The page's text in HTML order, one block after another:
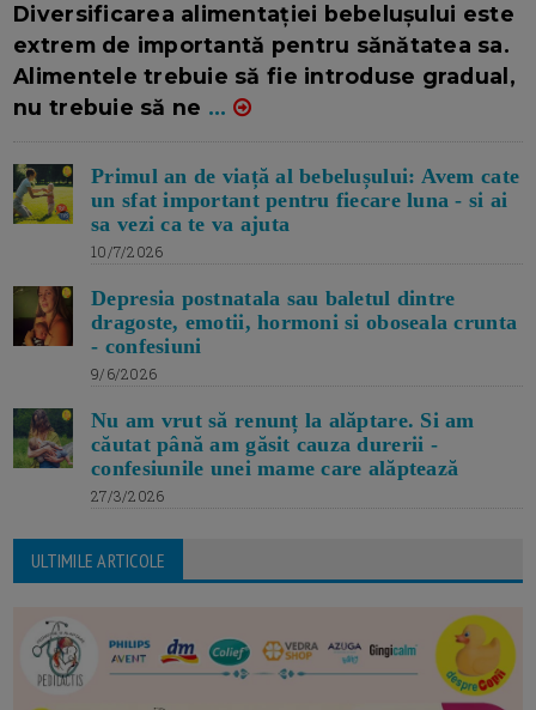
Diversificarea alimentației bebelușului este
extrem de importantă pentru sănătatea sa.
Alimentele trebuie să fie introduse gradual,
nu trebuie să ne ...
Primul an de viață al bebelușului: Avem cate
un sfat important pentru fiecare luna - si ai
sa vezi ca te va ajuta
10/7/2026
Depresia postnatala sau baletul dintre
dragoste, emotii, hormoni si oboseala crunta
- confesiuni
9/6/2026
Nu am vrut să renunț la alăptare. Si am
căutat până am găsit cauza durerii -
confesiunile unei mame care alăptează
27/3/2026
ULTIMILE ARTICOLE